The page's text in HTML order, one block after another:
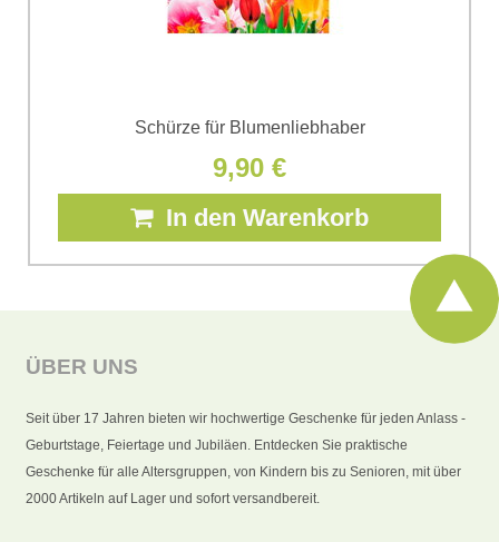
Schürze für Blumenliebhaber
9,90 €
In den Warenkorb
ÜBER UNS
Seit über 17 Jahren bieten wir hochwertige Geschenke für jeden Anlass -
Geburtstage, Feiertage und Jubiläen. Entdecken Sie praktische
Geschenke für alle Altersgruppen, von Kindern bis zu Senioren, mit über
2000 Artikeln auf Lager und sofort versandbereit.